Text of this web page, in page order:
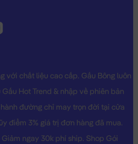
với chất liệu cao cấp. Gấu Bông luôn
Hot Trend & nhập về phiên bản
đường chỉ may trọn đời tại cửa
điểm 3% giá trị đơn hàng đã mua.
ngay 30k phí ship. Shop Gói